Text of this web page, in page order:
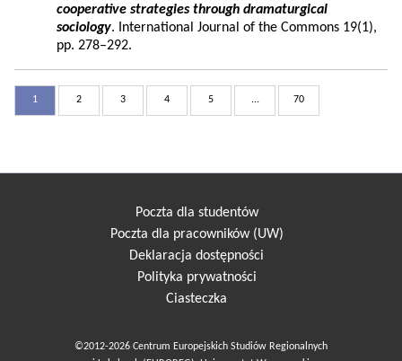
cooperative strategies through dramaturgical
sociology. International Journal of the Commons 19(1),
pp. 278–292.
1 2 3 4 5 ... 70
Poczta dla studentów
Poczta dla pracowników (UW)
Deklaracja dostępności
Polityka prywatności
Ciasteczka
©2012-2026 Centrum Europejskich Studiów Regionalnych